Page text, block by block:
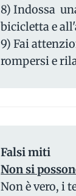
8) Indossa
bicicletta e
9) Fai
rompersi e
Falsi miti
Non si
Non è vero, i